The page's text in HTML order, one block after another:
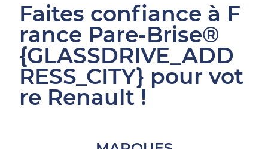
Faites confiance à F
rance Pare-Brise®
{GLASSDRIVE_ADD
RESS_CITY} pour vot
re Renault !